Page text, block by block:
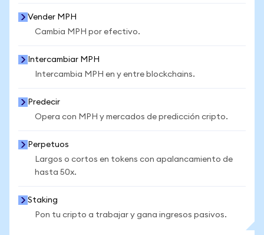
Vender MPH
Cambia MPH por efectivo.
Intercambiar MPH
Intercambia MPH en y entre blockchains.
Predecir
Opera con MPH y mercados de predicción cripto.
Perpetuos
Largos o cortos en tokens con apalancamiento de
hasta 50x.
Staking
Pon tu cripto a trabajar y gana ingresos pasivos.